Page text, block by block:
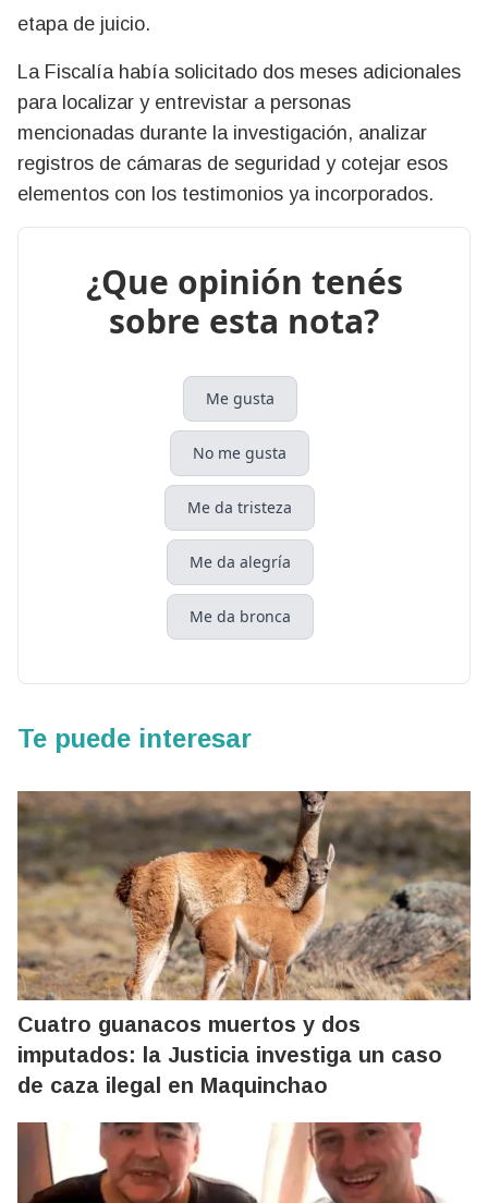
etapa de juicio.
La Fiscalía había solicitado dos meses adicionales
para localizar y entrevistar a personas
mencionadas durante la investigación, analizar
registros de cámaras de seguridad y cotejar esos
elementos con los testimonios ya incorporados.
¿Que opinión tenés
sobre esta nota?
Me gusta
No me gusta
Me da tristeza
Me da alegría
Me da bronca
Te puede interesar
Cuatro guanacos muertos y dos
imputados: la Justicia investiga un caso
de caza ilegal en Maquinchao